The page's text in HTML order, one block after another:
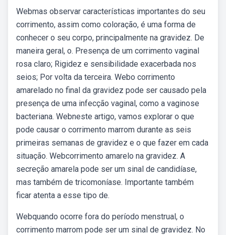
Webmas observar características importantes do seu
corrimento, assim como coloração, é uma forma de
conhecer o seu corpo, principalmente na gravidez. De
maneira geral, o. Presença de um corrimento vaginal
rosa claro; Rigidez e sensibilidade exacerbada nos
seios; Por volta da terceira. Webo corrimento
amarelado no final da gravidez pode ser causado pela
presença de uma infecção vaginal, como a vaginose
bacteriana. Webneste artigo, vamos explorar o que
pode causar o corrimento marrom durante as seis
primeiras semanas de gravidez e o que fazer em cada
situação. Webcorrimento amarelo na gravidez. A
secreção amarela pode ser um sinal de candidíase,
mas também de tricomoníase. Importante também
ficar atenta a esse tipo de.
Webquando ocorre fora do período menstrual, o
corrimento marrom pode ser um sinal de gravidez. No